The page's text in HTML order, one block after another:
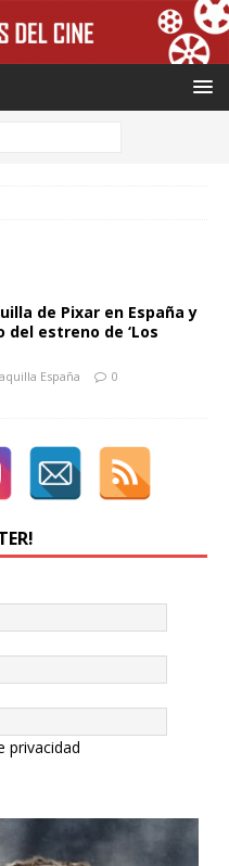
de Pixar en España y
estreno de ‘Los
España 0
privacidad